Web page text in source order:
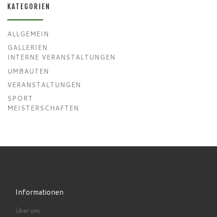
KATEGORIEN
ALLGEMEIN
GALLERIEN
INTERNE VERANSTALTUNGEN
UMBAUTEN
VERANSTALTUNGEN
SPORT
MEISTERSCHAFTEN
Informationen
Über uns